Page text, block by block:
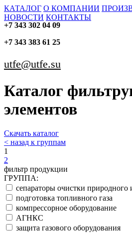
КАТАЛОГ О КОМПАНИИ
НОВОСТИ КОНТАКТЫ
+7 343 302 04 09
+7 343 383 61 25
utfe@utfe.su
Каталог
элементов
Скачать каталог
< назад к группам
1
2
фильтр продукции
ГРУППА:
сепараторы очистки природного
подготовка топливного газа
компрессорное оборудование
АГНКС
защита газового оборудования